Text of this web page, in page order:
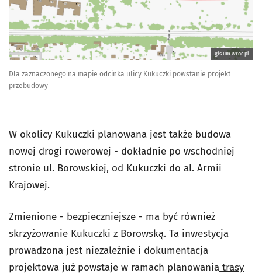
gis.um.wroc.pl
Dla zaznaczonego na mapie odcinka ulicy Kukuczki powstanie projekt
przebudowy
W okolicy Kukuczki planowana jest także budowa
nowej drogi rowerowej - dokładnie po wschodniej
stronie ul. Borowskiej, od Kukuczki do al. Armii
Krajowej.
Zmienione - bezpieczniejsze - ma być również
skrzyżowanie Kukuczki z Borowską. Ta inwestycja
prowadzona jest niezależnie i dokumentacja
projektowa już powstaje w ramach planowania trasy